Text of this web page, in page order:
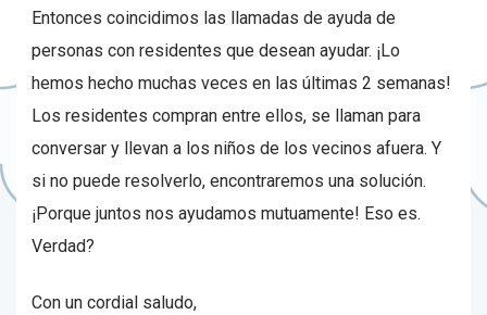
Entonces coincidimos las llamadas de ayuda de
personas con residentes que desean ayudar. ¡Lo
hemos hecho muchas veces en las últimas 2 semanas!
Los residentes compran entre ellos, se llaman para
conversar y llevan a los niños de los vecinos afuera. Y
si no puede resolverlo, encontraremos una solución.
¡Porque juntos nos ayudamos mutuamente! Eso es.
Verdad?
Con un cordial saludo,